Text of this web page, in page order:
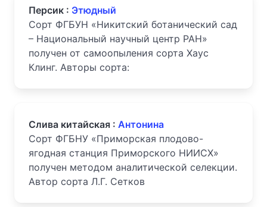
Персик : Этюдный
Сорт ФГБУН «Никитский ботанический сад
– Национальный научный центр РАН»
получен от самоопыления сорта Хаус
Клинг. Авторы сорта:
Слива китайская : Антонина
Сорт ФГБНУ «Приморская плодово-
ягодная станция Приморского НИИСХ»
получен методом аналитической селекции.
Автор сорта Л.Г. Сетков